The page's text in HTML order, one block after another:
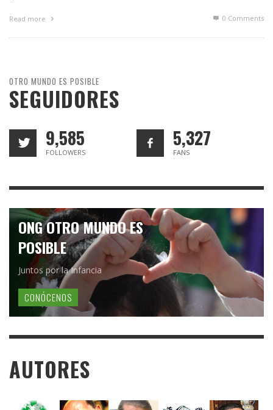
Read more 0 Comments
OTRO MUNDO ES POSIBLE
SEGUIDORES
9,585
FOLLOWERS
5,327
FANS
ONG OTRO MUNDO ES
POSIBLE
Juntos por la Infancia
CONÓCENOS
AUTORES